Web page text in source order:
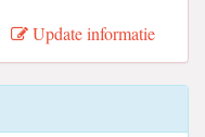
Update informatie